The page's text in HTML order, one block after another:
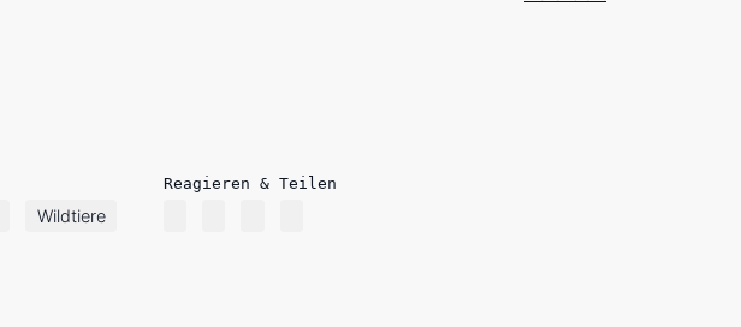
Wildtiere
Reagieren & Teilen